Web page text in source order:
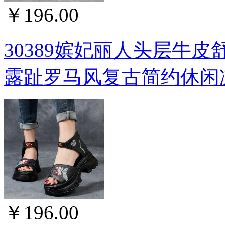
￥196.00
30389嫔妃丽人头层牛皮
露趾罗马风复古简约休
￥196.00